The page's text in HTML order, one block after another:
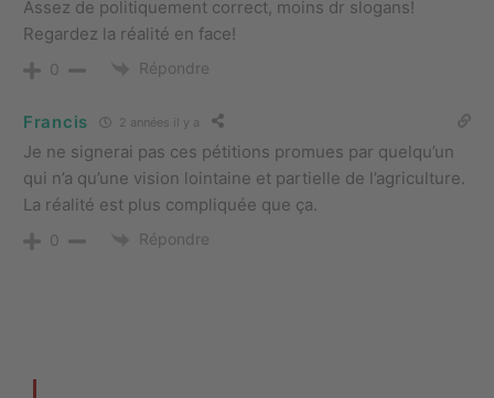
Assez de politiquement correct, moins dr slogans!
Regardez la réalité en face!
0 Répondre
Francis 2 années il y a
Je ne signerai pas ces pétitions promues par quelqu’un
qui n’a qu’une vision lointaine et partielle de l’agriculture.
La réalité est plus compliquée que ça.
0 Répondre